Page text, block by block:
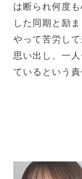
は断られ何度
した同期と励
やって苦労し
思い出し、一
ているという